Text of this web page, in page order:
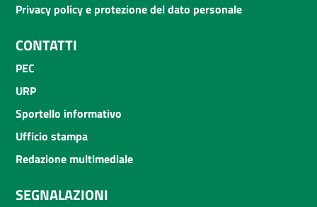
Privacy policy e protezione del dato personale
CONTATTI
PEC
URP
Sportello informativo
Ufficio stampa
Redazione multimediale
SEGNALAZIONI